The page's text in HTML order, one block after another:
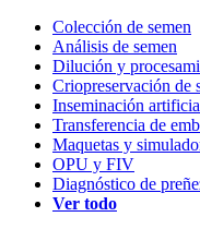
Colección de semen
Análisis de semen
Dilución y
Criopreservación de
Inseminación
Transferencia de
Maquetas y
OPU y FIV
Diagnóstico de
Ver todo